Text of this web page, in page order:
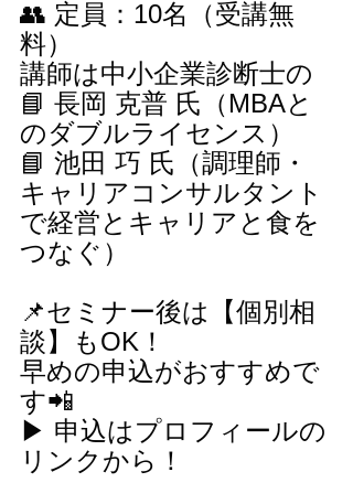
👥 定員：10名（受講無
料）
講師は中小企業診断士の
📘 長岡 克普 氏（MBAと
のダブルライセンス）
📘 池田 巧 氏（調理師・
キャリアコンサルタント
で経営とキャリアと食を
つなぐ）
📌セミナー後は【個別相
談】もOK！
早めの申込がおすすめで
す📲
▶ 申込はプロフィールの
リンクから！